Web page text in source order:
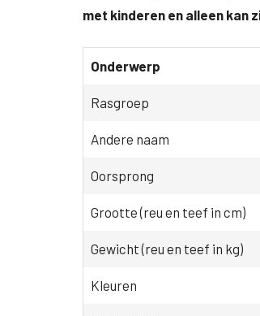
met kinderen en alleen kan
Onderwerp
Rasgroep
Andere naam
Oorsprong
Grootte (reu en teef in cm)
Gewicht (reu en teef in kg)
Kleuren